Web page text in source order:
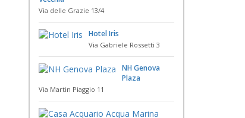
Via delle Grazie 13/4
Hotel Iris
Via Gabriele Rossetti 3
NH Genova
Plaza
Via Martin Piaggio 11